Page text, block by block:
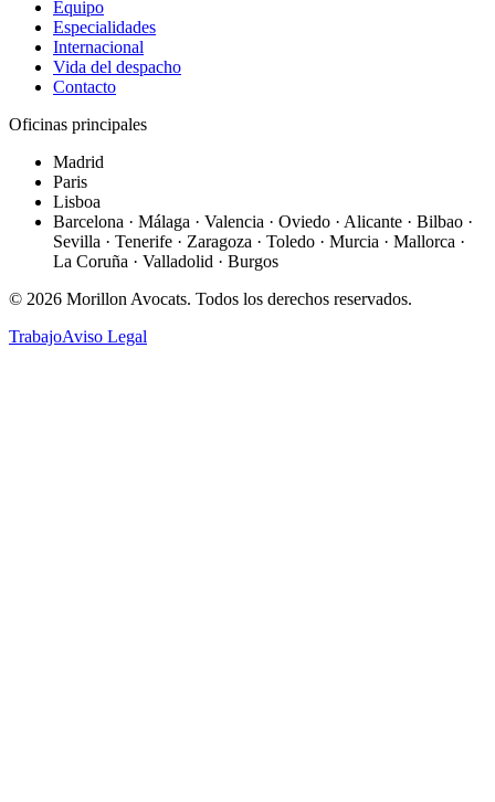
Equipo
Especialidades
Internacional
Vida del despacho
Contacto
Oficinas principales
Madrid
Paris
Lisboa
Barcelona · Málaga · Valencia · Oviedo · Alicante · Bilbao ·
Sevilla · Tenerife · Zaragoza · Toledo · Murcia · Mallorca ·
La Coruña · Valladolid · Burgos
© 2026 Morillon Avocats. Todos los derechos reservados.
TrabajoAviso Legal